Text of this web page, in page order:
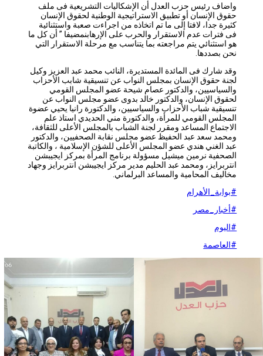
واضاف رئيس حزب العدل أن الإشكاليات التشريعية فى ملف
حقوق الإنسان أو تطبيق الاستراتيجية الوطنية لحقوق الإنسان
كثيرة جدا، لافتا إلى ما تم اتخاذه من اجراءت صعبة واستثنائية
فى فترات عدم الاستقرار والحرب على الإرهابنمضيفا ” أن كل ما
هو استثنائي يتم مراجعته بما يتناسب مع مرحلة الاستقرار التي
نحن بصددها.
وقد شارك فى المائدة المستديرة، النائب محمد عبد العزيز وكيل
لجنة حقوق الإنسان بمجلس النواب عن تنسيقية شابب الأحزاب
والسياسيين، والدكتور عصام شيحة عضو المجلس القومي
لحقوق الإنسان، والدكتور خالد بدوى عضو مجلس النواب عن
تنسيقية شباب الأحزاب والسياسيين، والدكتورة رانيا يحيي عضوة
المجلس القومي للمرأة، والدكتورة مني الحديدي استاذ علم
الاجتماع المساعد ومقرر لجنة الشباب بالمجلس الأعلى للثقافة،
ومحمد سعد عبد الحفيظ عضو مجلس نقابة الصحفيين، والدكتور
عبد الغني هندي عضو المجلس الأعلى للشؤن الإسلامية ، والكاتبة
الصحفية نرمين ميشيل مسؤولة برنامج المرأة بمركز ايجيبشن
انتربرايز، ومحمد عبد الحليم مدير مركز ايجيبشن انتربرايز وجهاد
مخاليف المحامية والمساعد البرلماني.
#بوابة_الأهرام
#أخبار_مصر
#العاصمة